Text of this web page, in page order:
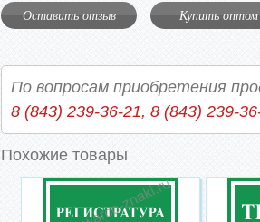
Оставить отзыв Купить оптом
По вопросам приобретения
8 (843) 239-36-21, 8 (843) 239-
Похожие товары